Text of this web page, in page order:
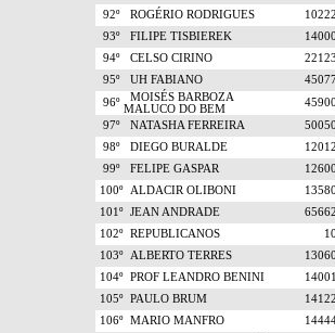
92º
ROGÉRIO RODRIGUES
93º
FILIPE TISBIEREK
94º
CELSO CIRINO
95º
UH FABIANO
96º
MOISÉS BARBOZA
MALUCO DO BEM
97º
NATASHA FERREIRA
98º
DIEGO BURALDE
99º
FELIPE GASPAR
100º ALDACIR OLIBONI
101º JEAN ANDRADE
102º REPUBLICANOS
103º ALBERTO TERRES
104º PROF LEANDRO BENINI
105º PAULO BRUM
106º MARIO MANFRO